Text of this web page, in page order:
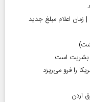
اعلام مبلغ جدید
بشریت است
را فرو می‌ریزد